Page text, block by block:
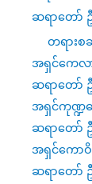
ဆရာတော်
တရားစခ
အရှင်ကေလာ
ဆရာတော် ဦ
အရှင်ကုဏ္ဍ
ဆရာတော်
အရှင်ကောဝိ
ဆရာတော်